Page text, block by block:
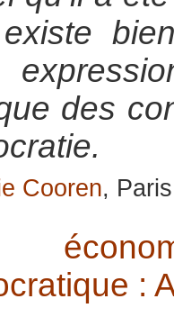
existe
des
Cooren,
: